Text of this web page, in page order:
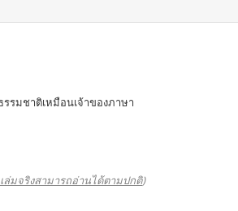
รมชาติเหมือนเจ้าของภาษา
ล่มจริงสามารถอ่านได้ตามปกติ)